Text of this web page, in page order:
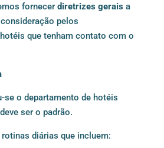
fornecer diretrizes geraisa
pelos
que tenham contato com o
se o departamento de hotéis
ser o padrão.
diárias que incluem: